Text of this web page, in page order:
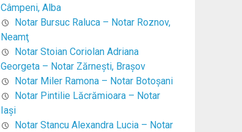
Câmpeni, Alba
Notar Bursuc Raluca – Notar Roznov,
Neamţ
Notar Stoian Coriolan Adriana
Georgeta – Notar Zărneşti, Braşov
Notar Miler Ramona – Notar Botoşani
Notar Pintilie Lăcrămioara – Notar
Iaşi
Notar Stancu Alexandra Lucia – Notar